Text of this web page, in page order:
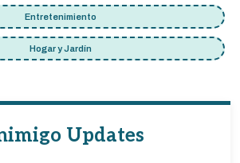
Entretenimiento
Hogar y Jardín
Updates